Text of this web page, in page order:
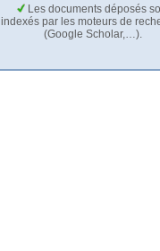
Les documents déposés
indexés par les moteurs de
(Google Scholar,…).